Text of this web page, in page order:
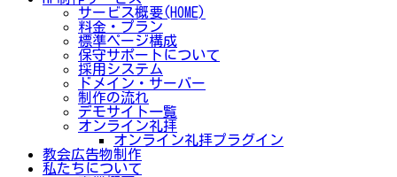
サービス概要(HOME)
料金・プラン
標準ページ構成
保守サポートについて
採用システム
ドメイン・サーバー
制作の流れ
デモサイト一覧
オンライン礼拝
オンライン礼拝プラグイン
教会広告物制作
私たちについて